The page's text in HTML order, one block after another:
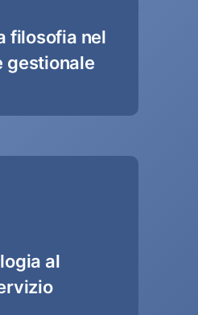
filosofia nel
gestionale
al